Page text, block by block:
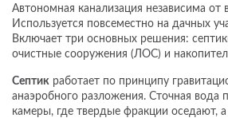
Автономная канализация независима от
Используется повсеместно на дачных
Включает три основных решения:
очистные сооружения (ЛОС) и
Септик работает по принципу
анаэробного разложения. Сточная вода
камеры, где твердые фракции оседают,